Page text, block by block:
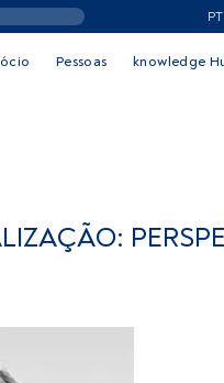
PT
Pessoas knowledge